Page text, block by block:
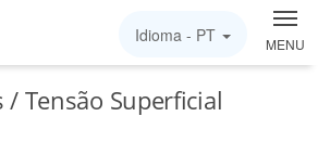
MENU
Idioma - PT
/ Tensão Superficial